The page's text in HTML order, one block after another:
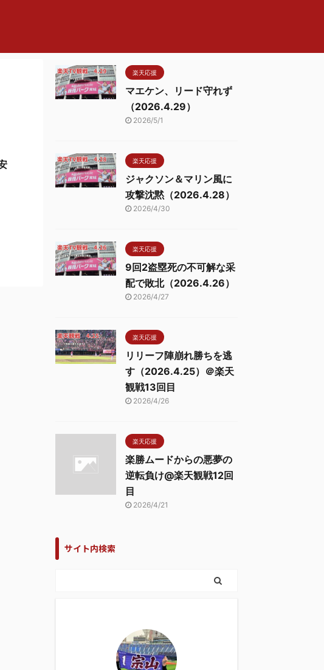
楽天応援
マエケン、リード守れず
（2026.4.29）
2026/5/1
楽天応援
ジャクソン＆マリン風に
攻撃沈黙（2026.4.28）
2026/4/30
楽天応援
9回2盗塁死の不可解な采
配で敗北（2026.4.26）
2026/4/27
楽天応援
リリーフ陣崩れ勝ちを逃
す（2026.4.25）＠楽天
観戦13回目
2026/4/26
楽天応援
楽勝ムードからの悪夢の
逆転負け@楽天観戦12回
目
2026/4/21
サイト内検索